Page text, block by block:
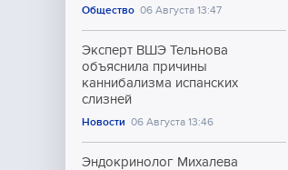
Общество 06 Августа 13:47
Эксперт ВШЭ Тельнова
объяснила причины
каннибализма испанских
слизней
Новости 06 Августа 13:46
Эндокринолог Михалева